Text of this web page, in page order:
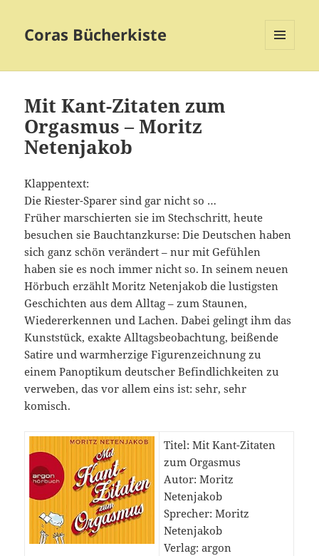
Coras Bücherkiste
Mit Kant-Zitaten zum
Orgasmus – Moritz
Netenjakob
Klappentext:
Die Riester-Sparer sind gar nicht so …
Früher marschierten sie im Stechschritt, heute
besuchen sie Bauchtanzkurse: Die Deutschen haben
sich ganz schön verändert – nur mit Gefühlen
haben sie es noch immer nicht so. In seinem neuen
Hörbuch erzählt Moritz Netenjakob die lustigsten
Geschichten aus dem Alltag – zum Staunen,
Wiedererkennen und Lachen. Dabei gelingt ihm das
Kunststück, exakte Alltagsbeobachtung, beißende
Satire und warmherzige Figurenzeichnung zu
einem Panoptikum deutscher Befindlichkeiten zu
verweben, das vor allem eins ist: sehr, sehr
komisch.
Titel: Mit Kant-Zitaten
zum Orgasmus
Autor: Moritz
Netenjakob
Sprecher: Moritz
Netenjakob
Verlag: argon